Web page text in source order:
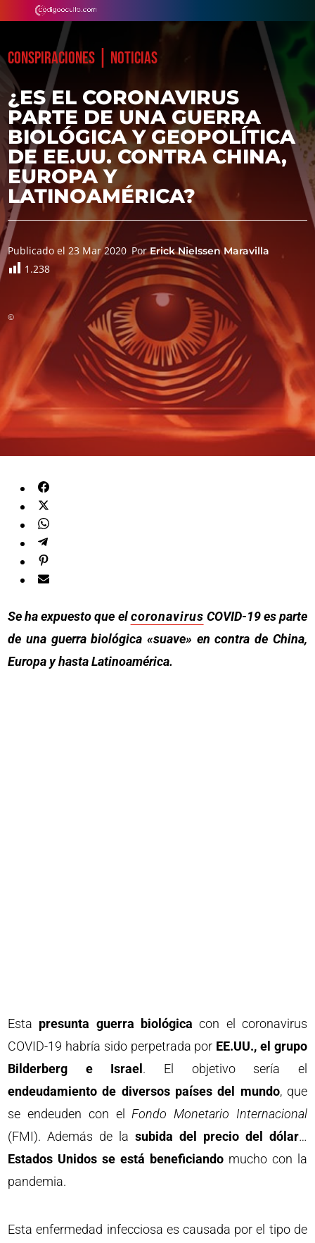
CONSPIRACIONES NOTICIAS
¿ES EL CORONAVIRUS
PARTE DE UNA GUERRA
BIOLÓGICA Y GEOPOLÍTICA
DE EE.UU. CONTRA CHINA,
EUROPA Y
LATINOAMÉRICA?
Publicado el 23 Mar 2020 PorErick Nielssen Maravilla
1.238
©
Se ha expuesto que elcoronavirus COVID-19 es parte
de una guerra biológica «suave» en contra de China,
Europa y hasta Latinoamérica.
Esta presunta guerra biológica con el coronavirus
COVID-19 habría sido perpetrada por EE.UU., el grupo
Bilderberg e Israel . El objetivo sería el
endeudamiento de diversos países del mundo, que
se endeuden con el Fondo Monetario Internacional
(FMI). Además de la subida del precio del dólar…
Estados Unidos se está beneficiandomucho con la
pandemia.
Esta enfermedad infecciosa es causada por el tipo de